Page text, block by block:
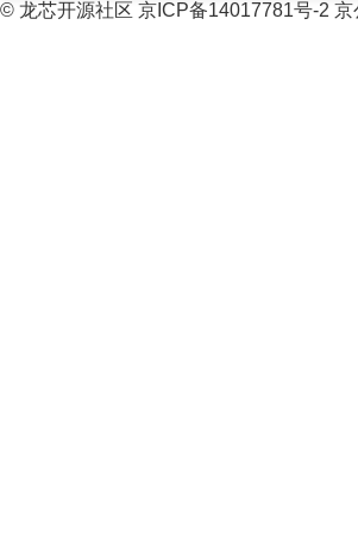
© 龙芯开源社区 京ICP备14017781号-2